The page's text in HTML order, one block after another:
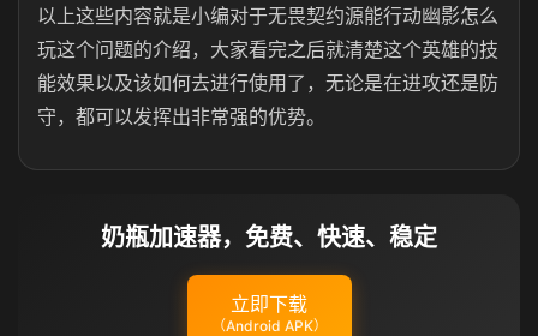
以上这些内容就是小编对于无畏契约源能行动幽影怎么
玩这个问题的介绍，大家看完之后就清楚这个英雄的技
能效果以及该如何去进行使用了，无论是在进攻还是防
守，都可以发挥出非常强的优势。
奶瓶加速器，免费、快速、稳定
立即下载
（Android APK）